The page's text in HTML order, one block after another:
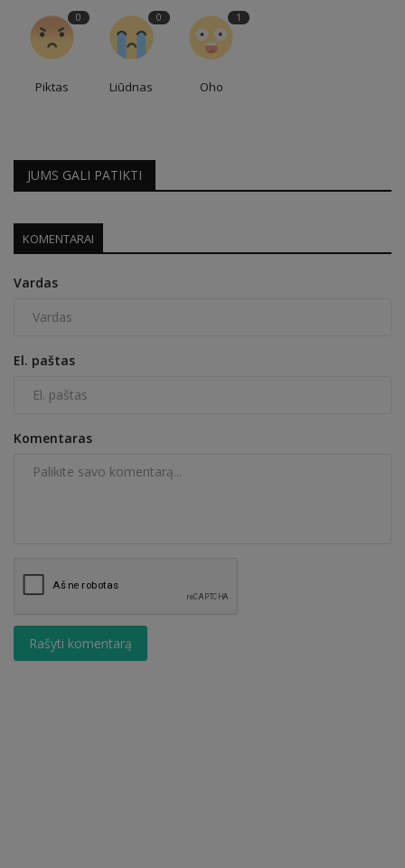
0
Piktas
0
Liūdnas
1
Oho
JUMS GALI PATIKTI
KOMENTARAI
Vardas
El. paštas
Komentaras
Rašyti komentarą